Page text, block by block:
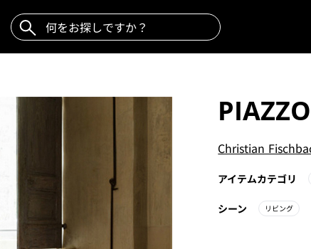
PIAZZO
Christian
アイテムカテゴリ
シーン リビング